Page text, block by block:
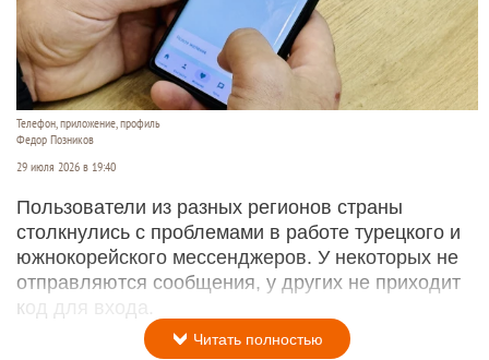
Телефон, приложение, профиль
Федор Позников
29 июля 2026 в 19:40
Пользователи из разных регионов страны
столкнулись с проблемами в работе турецкого и
южнокорейского мессенджеров. У некоторых не
отправляются сообщения, у других не приходит
код для входа.
Читать полностью